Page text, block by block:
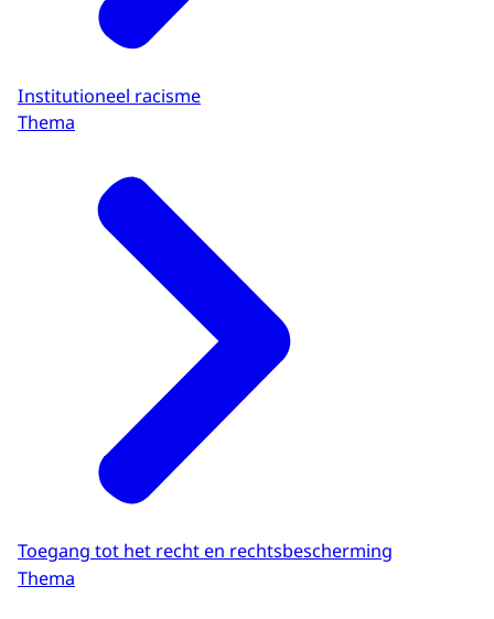
Institutioneel racisme
Thema
Toegang tot het recht en rechtsbescherming
Thema